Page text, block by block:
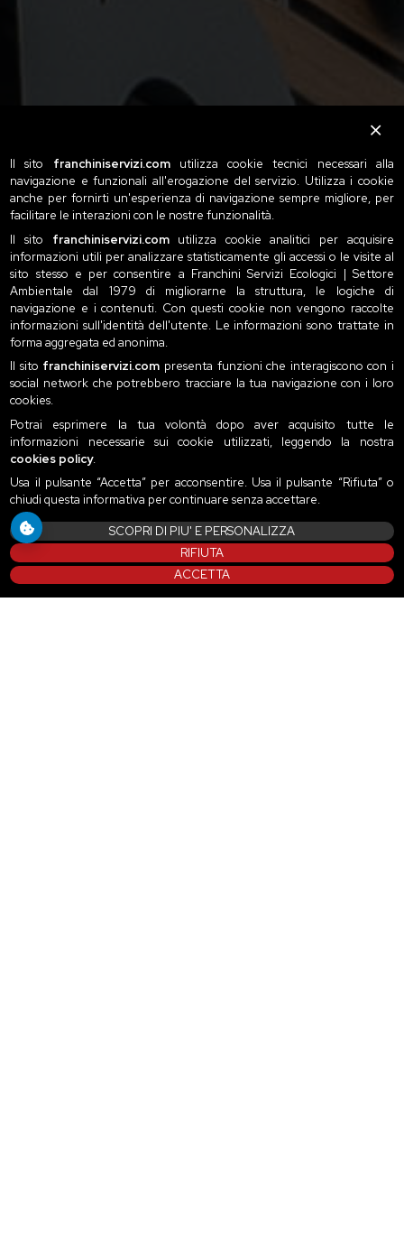
Il sito franchiniservizi.comutilizza cookie tecnici necessari alla
navigazione e funzionali all'erogazione del servizio. Utilizza i cookie
anche per fornirti un'esperienza di navigazione sempre migliore, per
facilitare le interazioni con le nostre funzionalità.
Il sito franchiniservizi.comutilizza cookie analitici per acquisire
informazioni utili per analizzare statisticamente gli accessi o le visite al
sito stesso e per consentire a Franchini Servizi Ecologici | Settore
Ambientale dal 1979 di migliorarne la struttura, le logiche di
navigazione e i contenuti. Con questi cookie non vengono raccolte
informazioni sull'identità dell'utente. Le informazioni sono trattate in
forma aggregata ed anonima.
Il sito franchiniservizi.com presenta funzioni che interagiscono con i
social network che potrebbero tracciare la tua navigazione con i loro
cookies.
Potrai esprimere la tua volontà dopo aver acquisito tutte le
informazioni necessarie sui cookie utilizzati, leggendo la nostra
cookies policy.
Usa il pulsante “Accetta” per acconsentire. Usa il pulsante “Rifiuta” o
chiudi questa informativa per continuare senza accettare.
SCOPRI DI PIU' E PERSONALIZZA
RIFIUTA
ACCETTA